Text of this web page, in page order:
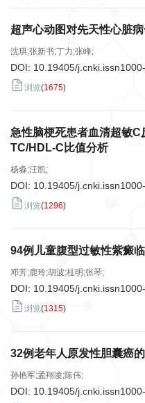
超声心动图对先天性心脏
沈琪;张新书;丁力;张峰;
DOI: 10.19405/
浏览(1675)
急性脑梗死患者血清超敏C
TC/HDL-C比值分析
杨淼;汪凯;
DOI: 10.19405/
浏览(1296)
94例儿童腹型过敏性紫癜
邓芳;鹿玲;胡波;桂明;张琴;
DOI: 10.19405/
浏览(1315)
32例老年人原发性胆囊癌
孙艳军;孟翔凌;陈伟;
DOI: 10.19405/